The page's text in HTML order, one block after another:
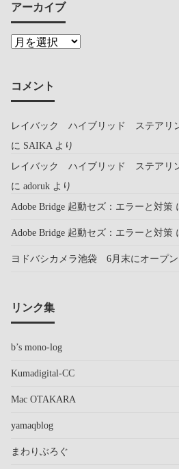
アーカイブ
コメント
レイバック ハイブリッド ステアリ
に SAIKA より
レイバック ハイブリッド ステアリ
に adoruk より
Adobe Bridge 起動セズ：エラーと対策
Adobe Bridge 起動セズ：エラーと対策
ヨドバシカメラ池袋 6月末にオープン
リンク集
b’s mono-log
Kumadigital-CC
Mac OTAKARA
yamaqblog
まわりぶろぐ